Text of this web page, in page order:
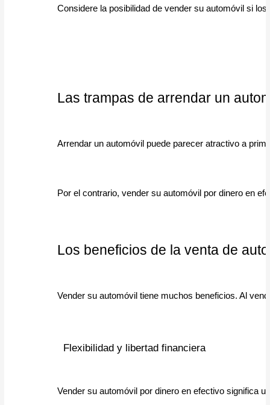
Considere la posibilidad de vender su automóvil si
Las trampas de arrendar un
Arrendar un automóvil puede parecer atractivo a
Por el contrario, vender su automóvil por dinero en
Los beneficios de la venta de
Vender su automóvil tiene muchos beneficios. Al
  Flexibilidad y libertad financiera
Vender su automóvil por dinero en efectivo significa